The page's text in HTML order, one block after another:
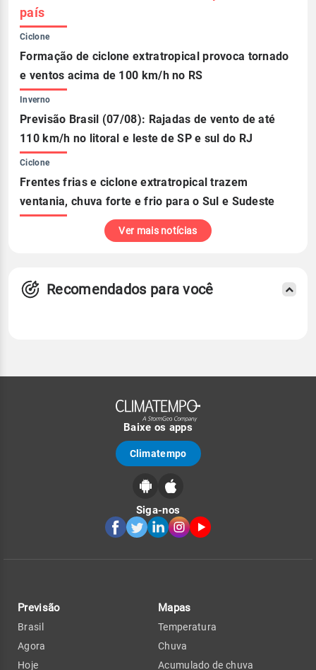
país
Ciclone
Formação de ciclone extratropical provoca tornado
e ventos acima de 100 km/h no RS
Inverno
Previsão Brasil (07/08): Rajadas de vento de até
110 km/h no litoral e leste de SP e sul do RJ
Ciclone
Frentes frias e ciclone extratropical trazem
ventania, chuva forte e frio para o Sul e Sudeste
Ver mais notícias
Recomendados para você
Baixe os apps
Climatempo
Siga-nos
Previsão
Brasil
Agora
Hoje
Mapas
Temperatura
Chuva
Acumulado de chuva